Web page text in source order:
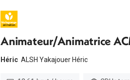
Animateur/Animatrice
Héric ALSH Yakajouer Héric